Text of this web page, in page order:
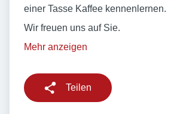
einer Tasse Kaffee kennenlernen.
Wir freuen uns auf Sie.
Mehr anzeigen
Teilen